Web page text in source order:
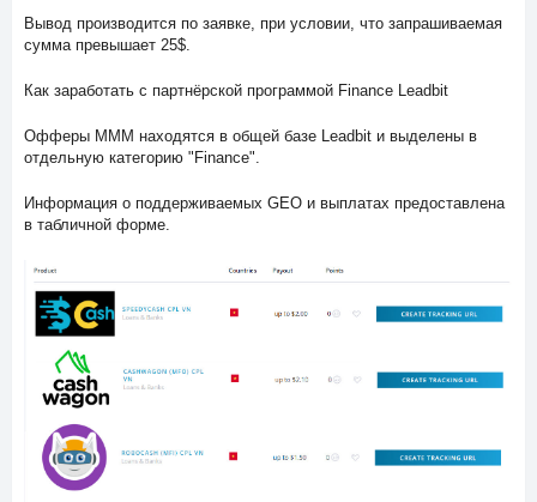
Вывод производится по заявке, при условии, что запрашиваемая
сумма превышает 25$.
Как заработать с партнёрской программой Finance Leadbit
Офферы МММ находятся в общей базе Leadbit и выделены в
отдельную категорию "Finance".
Информация о поддерживаемых GEO и выплатах предоставлена
в табличной форме.